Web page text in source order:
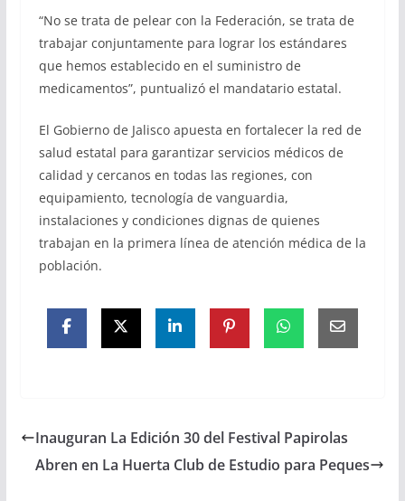
“No se trata de pelear con la Federación, se trata de
trabajar conjuntamente para lograr los estándares
que hemos establecido en el suministro de
medicamentos”, puntualizó el mandatario estatal.
El Gobierno de Jalisco apuesta en fortalecer la red de
salud estatal para garantizar servicios médicos de
calidad y cercanos en todas las regiones, con
equipamiento, tecnología de vanguardia,
instalaciones y condiciones dignas de quienes
trabajan en la primera línea de atención médica de la
población.
Inauguran La Edición 30 del Festival Papirolas
Abren en La Huerta Club de Estudio para Peques